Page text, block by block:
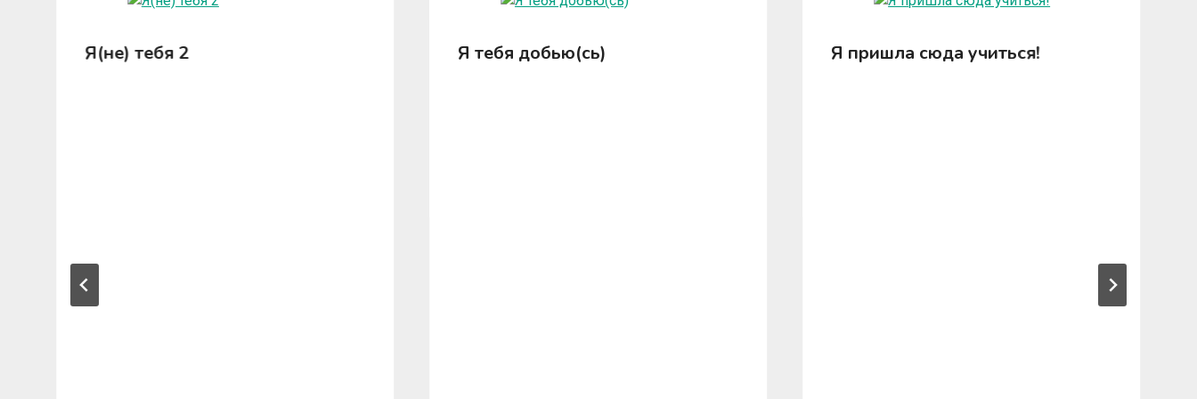
Я(не) тебя 2 Я тебя добью(сь) Я пришла сюда учиться!